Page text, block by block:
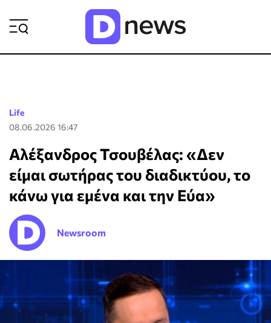
Life
08.06.2026 16:47
Αλέξανδρος Τσουβέλας: «Δεν
είμαι σωτήρας του διαδικτύου, το
κάνω για εμένα και την Εύα»
Newsroom